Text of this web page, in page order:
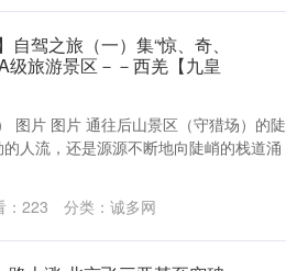
驾之旅（一）集“惊、奇、
级旅游景区－－西羌【九皇
图片 图片 通往后山景区（守猎场）的陡
人流，还是源源不断地向陡峭的栈道涌
223 分类： 诚多网